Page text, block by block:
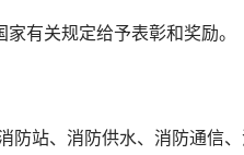
有关规定给予表彰和奖励。
站、消防供水、消防通信